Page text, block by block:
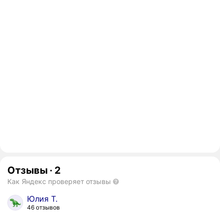
Отзывы · 2
Как Яндекс проверяет отзывы
Юлия Т.
46 отзывов